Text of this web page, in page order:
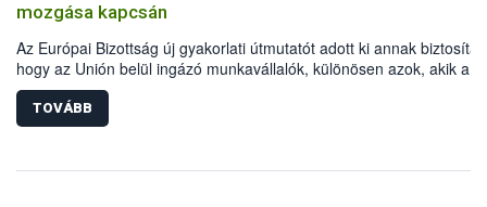
mozgása kapcsán
Az Európai Bizottság új gyakorlati útmutatót adott ki annak
hogy az Unión belül ingázó munkavállalók, különösen azok, akik a
koronavírus okozta világjárvány megfékezésében kulcsfontosságú
szerepet töltenek be, akadálytalanul eljuthassanak munkahelyükre.
TOVÁBB